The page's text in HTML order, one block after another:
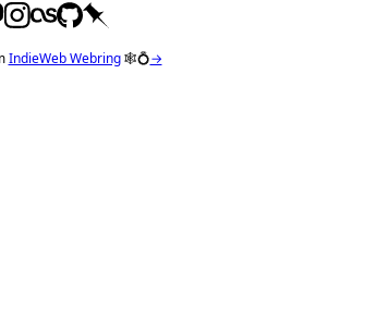
IndieWeb Webring🕸💍→